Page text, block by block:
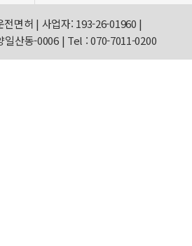
전면허 | 사업자: 193-26-01960 |
일산동-0006| Tel : 070-7011-0200